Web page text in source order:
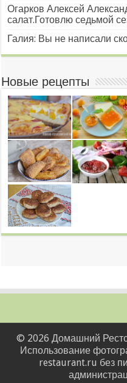
Огарков Алексей
салат.Готовлю седьмой
Галия: Вы не написали
Новые рецепты
© 2026 Домашний
Использование
restaurant.ru без